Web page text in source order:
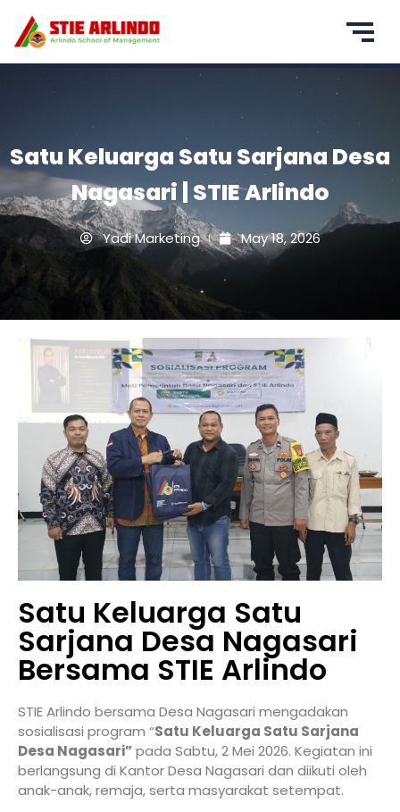
Satu Keluarga Satu Sarjana Desa
Nagasari | STIE Arlindo
Yadi Marketing May 18, 2026
Satu Keluarga Satu
Sarjana Desa Nagasari
Bersama STIE Arlindo
STIE Arlindo bersama Desa Nagasari mengadakan
sosialisasi program “Satu Keluarga Satu Sarjana
Desa Nagasari”pada Sabtu, 2 Mei 2026. Kegiatan ini
berlangsung di Kantor Desa Nagasari dan diikuti oleh
anak-anak, remaja, serta masyarakat setempat.